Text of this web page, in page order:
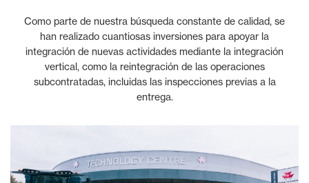
Como parte de nuestra búsqueda constante de calidad, se
han realizado cuantiosas inversiones para apoyar la
integración de nuevas actividades mediante la integración
vertical, como la reintegración de las operaciones
subcontratadas, incluidas las inspecciones previas a la
entrega.